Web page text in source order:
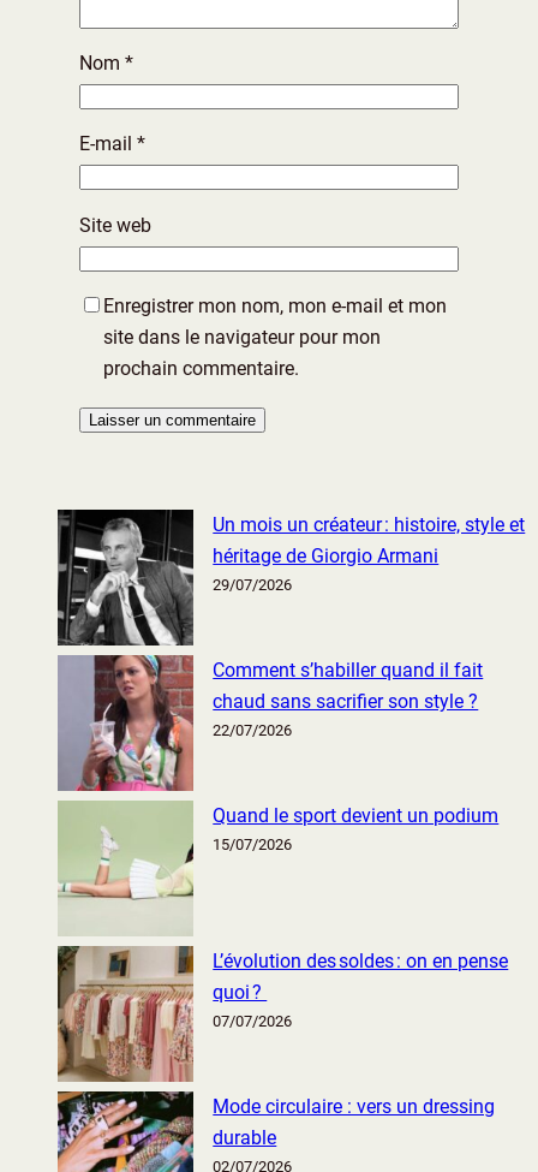
Nom *
E-mail *
Site web
Enregistrer mon nom, mon e-mail et mon
site dans le navigateur pour mon
prochain commentaire.
Un mois un créateur : histoire, style et
héritage de Giorgio Armani
29/07/2026
Comment s’habiller quand il fait
chaud sans sacrifier son style ?
22/07/2026
Quand le sport devient un podium
15/07/2026
L’évolution des soldes : on en pense
quoi ?
07/07/2026
Mode circulaire : vers un dressing
durable
02/07/2026